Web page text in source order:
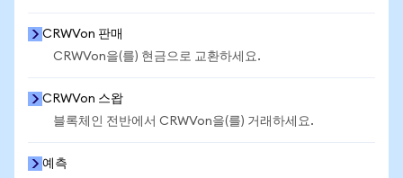
CRWVon 판매
CRWVon을(를) 현금으로 교환하세요.
CRWVon 스왑
블록체인 전반에서 CRWVon을(를) 거래하세요.
예측